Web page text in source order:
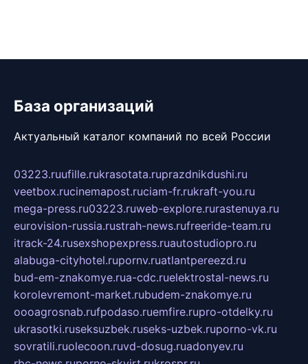
База организаций
Актуальный каталог компаний по всей России
03223.ruufille.rukrasotata.ruprazdnikdushi.ru
veetbox.rucinemapost.ruciam-fr.rukraft-you.ru
mega-press.ru03223.ruweb-explore.rurastenuya.ru
eurovision-russia.rustrah-news.rufreeride-team.ru
itrack-24.rusexshopexpress.ruautostudiopro.ru
alabuga-cityhotel.rupornv.ruatlantpereezd.ru
bud-em-znakomye.rua-cdc.ruelektrostal-news.ru
korolevremont-market.rubudem-znakomye.ru
oooagrosnab.rufpodaso.ruemfire.rupro-otdelky.ru
ukrasotki.ruseksuzbek.ruseks-uzbek.ruporno-vk.ru
sovratili.ruolecoon.ruvd-dosug.ruadonyev.ru